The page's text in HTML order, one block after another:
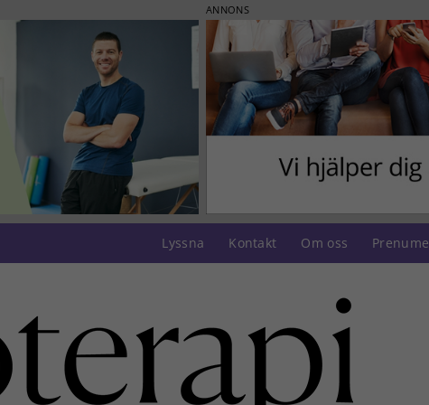
ANNONS
Lyssna Kontakt Om oss